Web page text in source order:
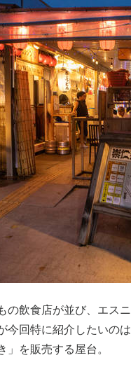
の飲食店が並び、エス
今回特に紹介したいの
を販売する屋台。